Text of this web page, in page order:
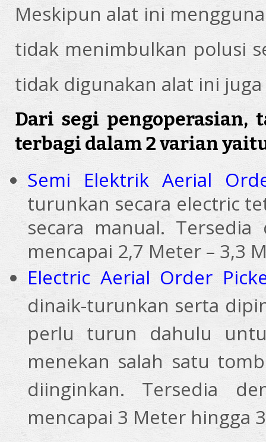
Meskipun alat ini
tidak menimbulkan polusi
tidak digunakan alat ini
Dari segi
terbagi dalam 2 varian
Semi Elektrik Aerial
turunkan secara electric
secara manual.
mencapai 2,7 Meter – 3,3
Electric Aerial Order
dinaik-turunkan serta
perlu turun dahulu
menekan salah satu
diinginkan. Tersedia
mencapai 3 Meter hingga